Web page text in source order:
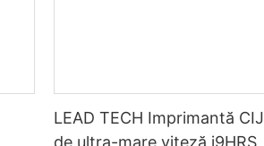
LEAD TECH Imprimantă CIJ
de ultra-mare viteză i9HRS